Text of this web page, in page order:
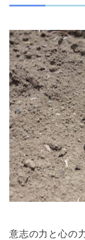
意志の力と心の